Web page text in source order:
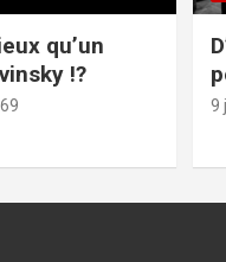
qu’un
!?
9